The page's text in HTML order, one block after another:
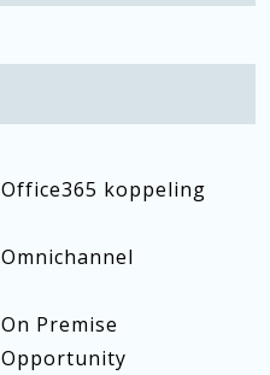
Office365 koppeling
Omnichannel
On Premise
Opportunity